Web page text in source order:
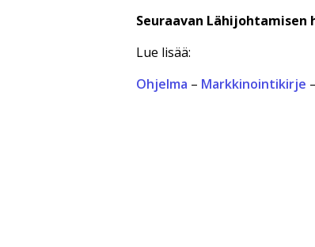
Seuraavan
Lue lisää:
Ohjelma – Markkinointikirje –